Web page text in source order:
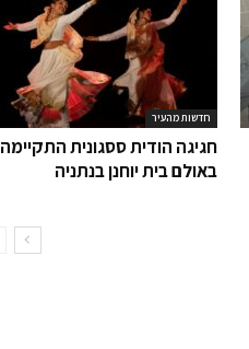
חדשות מהעיר
חגיגה הודית ססגונית התקיימה
באולם בית יוחנן בנתניה